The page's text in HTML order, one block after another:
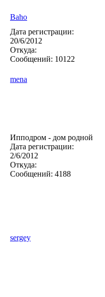
Baho
Дата регистрации:
20/6/2012
Откуда:
Сообщений: 10122
mena
Ипподром - дом родной
Дата регистрации:
2/6/2012
Откуда:
Сообщений: 4188
sergey